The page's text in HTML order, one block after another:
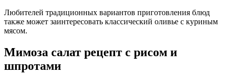
Любителей традиционных вариантов приготовления блюд
также может заинтересовать классический оливье с куриным
мясом.
Мимоза салат рецепт с рисом и
шпротами